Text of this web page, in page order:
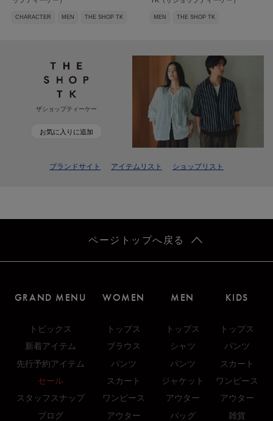
CHARACTER MEN THE SHOP TK MEN THE SHOP TK
ザショップティーケー
お気に入りに追加
ブランドサイト アイテムリスト ショップリスト
ページトップへ戻る
GRAND MENU
トピックス
新着アイテム
先行予約アイテム
セール
スタッフスナップ
ブログ
WOMEN
トップス
ブラウス
パンツ
スカート
ワンピース
アウター
MEN
トップス
シャツ
パンツ
ジャケット
アウター
バッグ
KIDS
トップス
パンツ
スカート
ワンピース
アウター
雑貨